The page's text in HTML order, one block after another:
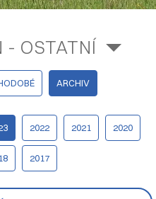
- OSTATNÍ
ARCHIV
2022 2021 2020
2017